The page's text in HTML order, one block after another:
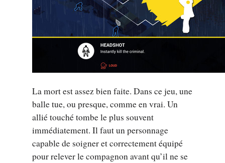
La mort est assez bien faite. Dans ce jeu, une
balle tue, ou presque, comme en vrai. Un
allié touché tombe le plus souvent
immédiatement. Il faut un personnage
capable de soigner et correctement équipé
pour relever le compagnon avant qu’il ne se